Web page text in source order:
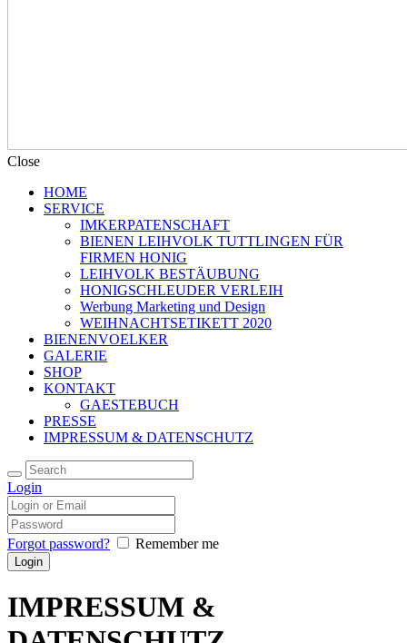
Close
HOME
SERVICE
IMKERPATENSCHAFT
BIENEN LEIHVOLK TUTTLINGEN FÜR
FIRMEN HONIG
LEIHVOLK BESTÄUBUNG
HONIGSCHLEUDER VERLEIH
Werbung Marketing und Design
WEIHNACHTSETIKETT 2020
BIENENVOELKER
GALERIE
SHOP
KONTAKT
GAESTEBUCH
PRESSE
IMPRESSUM & DATENSCHUTZ
Login
Forgot password? Remember me
IMPRESSUM &